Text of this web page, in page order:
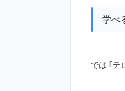
学べ
では ｢テ